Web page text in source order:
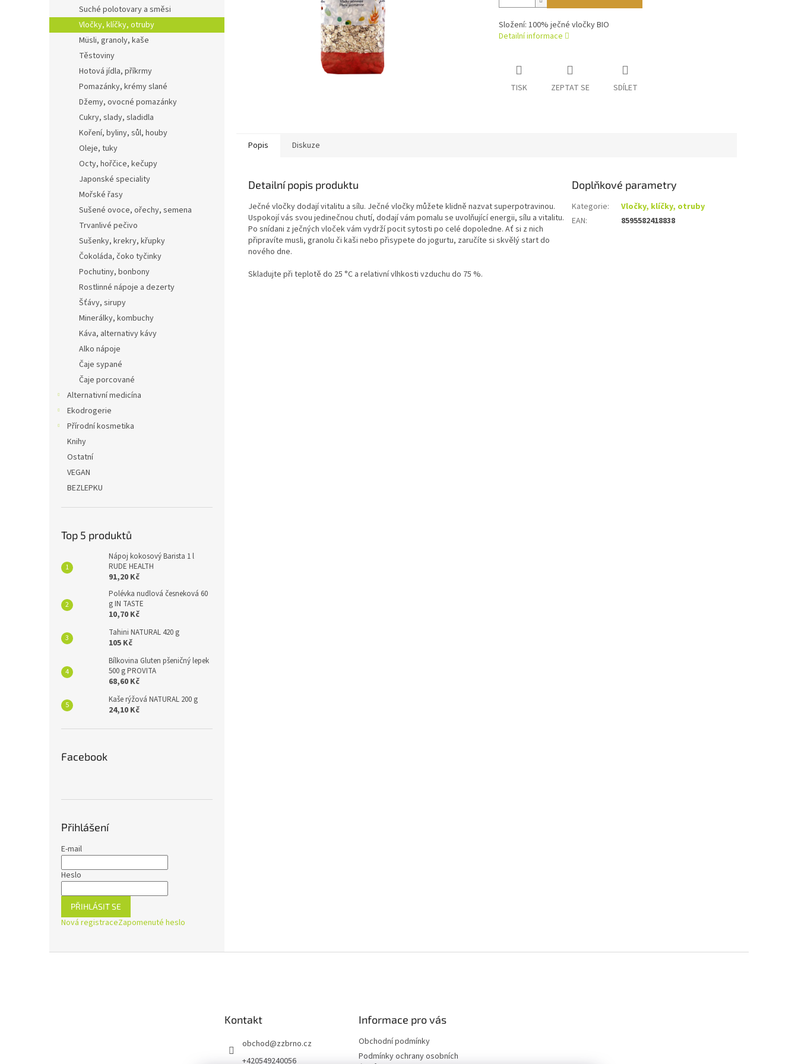
e
l
Suché polotovary a směsi
Vločky, klíčky, otruby
Müsli, granoly, kaše
Těstoviny
Hotová jídla, příkrmy
Pomazánky, krémy slané
Džemy, ovocné pomazánky
Cukry, slady, sladidla
Koření, byliny, sůl, houby
Oleje, tuky
Octy, hořčice, kečupy
Japonské speciality
Mořské řasy
Sušené ovoce, ořechy, semena
Trvanlivé pečivo
Sušenky, krekry, křupky
Čokoláda, čoko tyčinky
Pochutiny, bonbony
Rostlinné nápoje a dezerty
Šťávy, sirupy
Minerálky, kombuchy
Káva, alternativy kávy
Alko nápoje
Čaje sypané
Čaje porcované
Alternativní medicína
Ekodrogerie
Přírodní kosmetika
Knihy
Ostatní
VEGAN
BEZLEPKU
Top 5 produktů
Nápoj kokosový Barista 1 l
RUDE HEALTH
91,20 Kč
Polévka nudlová česneková 60
g IN TASTE
10,70 Kč
Tahini NATURAL 420 g
105 Kč
Bílkovina Gluten pšeničný lepek
500 g PROVITA
68,60 Kč
Kaše rýžová NATURAL 200 g
24,10 Kč
Facebook
Přihlášení
E-mail
Heslo
PŘIHLÁSIT SE
Nová registraceZapomenuté heslo
Složení: 100% ječné vločky BIO
Detailní informace
TISK ZEPTAT SE SDÍLET
Popis Diskuze
Detailní popis produktu
Ječné vločky dodají vitalitu a sílu. Ječné vločky můžete klidně nazvat superpotravinou.
Uspokojí vás svou jedinečnou chutí, dodají vám pomalu se uvolňující energii, sílu a vitalitu.
Po snídani z ječných vloček vám vydrží pocit sytosti po celé dopoledne. Ať si z nich
připravíte musli, granolu či kaši nebo přisypete do jogurtu, zaručíte si skvělý start do
nového dne.
Skladujte při teplotě do 25 °C a relativní vlhkosti vzduchu do 75 %.
Doplňkové parametry
Kategorie:
Vločky, klíčky, otruby
EAN: 8595582418838
Kontakt
obchod@zzbrno.cz
+420549240056
Informace pro vás
Obchodní podmínky
Podmínky ochrany osobních